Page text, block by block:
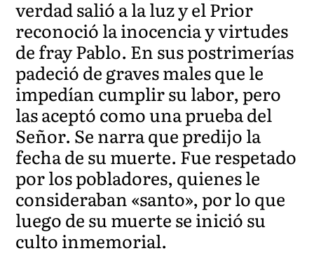
verdad salió a la luz y el Prior
reconoció la inocencia y virtudes
de fray Pablo. En sus postrimerías
padeció de graves males que le
impedían cumplir su labor, pero
las aceptó como una prueba del
Señor. Se narra que predijo la
fecha de su muerte. Fue respetado
por los pobladores, quienes le
consideraban «santo», por lo que
luego de su muerte se inició su
culto inmemorial.